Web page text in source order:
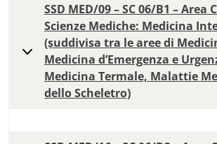
SSD MED/09 – SC 06/B1 – Area
Scienze Mediche: Medicina
(suddivisa tra le aree di
Medicina d’Emergenza e
Medicina Termale, Malattie
dello Scheletro)